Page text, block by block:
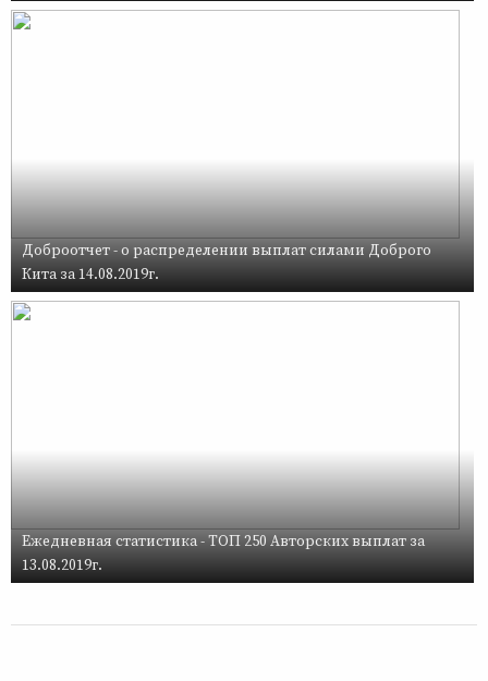
Доброотчет - о распределении выплат силами Доброго
Кита за 14.08.2019г.
Ежедневная статистика - ТОП 250 Авторских выплат за
13.08.2019г.